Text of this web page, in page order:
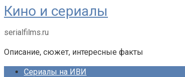
Перейти
к
контенту
Кино и сериалы
serialfilms.ru
Описание, сюжет, интересные факты
Сериалы на ИВИ